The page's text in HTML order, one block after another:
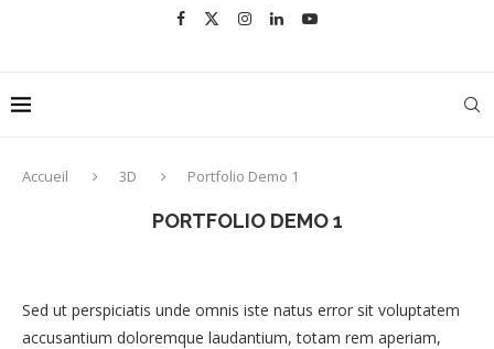
Accueil 3D Portfolio Demo 1
PORTFOLIO DEMO 1
Sed ut perspiciatis unde omnis iste natus error sit voluptatem
accusantium doloremque laudantium, totam rem aperiam,